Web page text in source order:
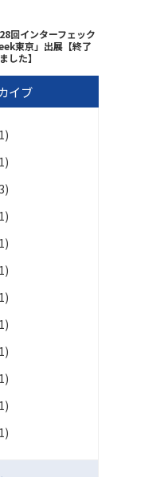
28回インターフェック
東京」出展【終了
した】
イブ